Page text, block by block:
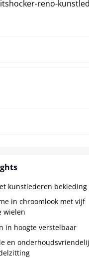
kunstlederen bekleding
in chroomlook met vijf
wielen
in hoogte verstelbaar
en